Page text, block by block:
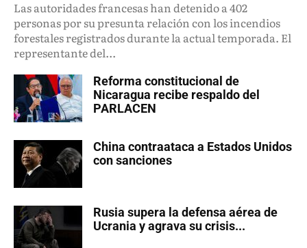
Las autoridades francesas han detenido a 402
personas por su presunta relación con los incendios
forestales registrados durante la actual temporada. El
representante del...
Reforma constitucional de
Nicaragua recibe respaldo del
PARLACEN
China contraataca a Estados Unidos
con sanciones
Rusia supera la defensa aérea de
Ucrania y agrava su crisis...